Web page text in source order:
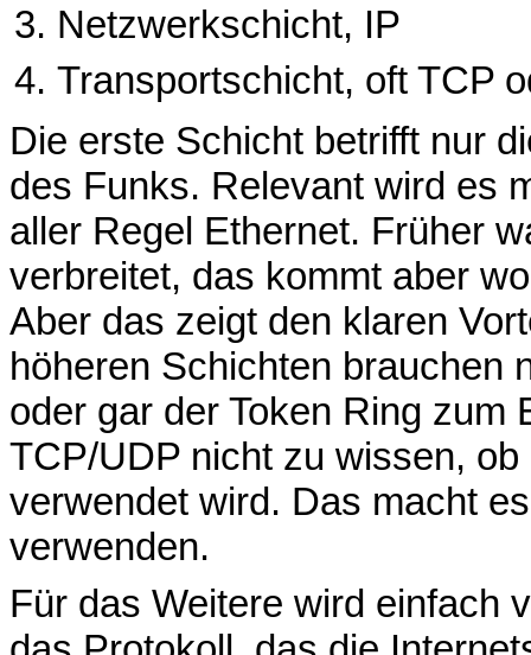
Netzwerkschicht, IP
Transportschicht, oft TCP
Die erste Schicht betrifft nur
des Funks. Relevant wird es
aller Regel Ethernet. Früher
verbreitet, das kommt aber
Aber das zeigt den klaren
höheren Schichten brauchen
oder gar der Token Ring zum
TCP/UDP nicht zu wissen,
verwendet wird. Das macht
verwenden.
Für das Weitere wird einfach